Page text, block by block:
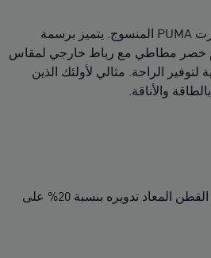
أظهر أسلوبك مع شورت PUMA المنسوج. يتميز برسمة
خصر مطاطي مع رباط خارجي لمقاس
الراحة. مثالي لأولئك الذين
والأناقة.
مصنوع من القطن المعاد تدويره بنسبة 20% على